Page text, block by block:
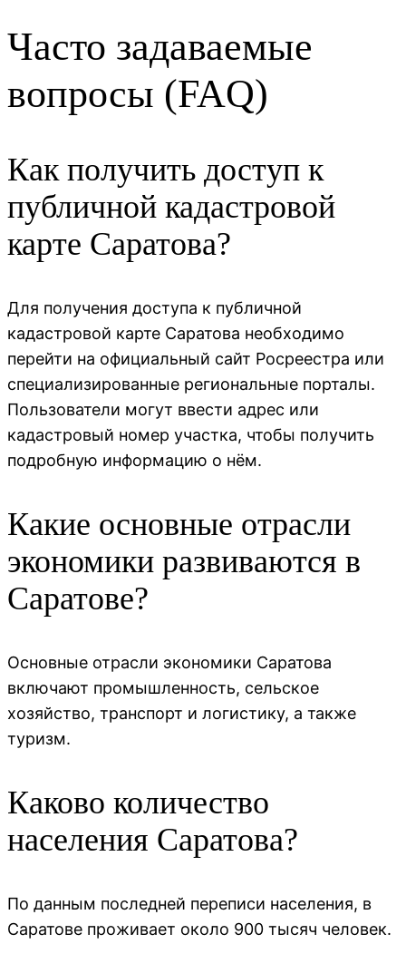
Часто задаваемые
вопросы (FAQ)
Как получить доступ к
публичной кадастровой
карте Саратова?
Для получения доступа к публичной
кадастровой карте Саратова необходимо
перейти на официальный сайт Росреестра или
специализированные региональные порталы.
Пользователи могут ввести адрес или
кадастровый номер участка, чтобы получить
подробную информацию о нём.
Какие основные отрасли
экономики развиваются в
Саратове?
Основные отрасли экономики Саратова
включают промышленность, сельское
хозяйство, транспорт и логистику, а также
туризм.
Каково количество
населения Саратова?
По данным последней переписи населения, в
Саратове проживает около 900 тысяч человек.